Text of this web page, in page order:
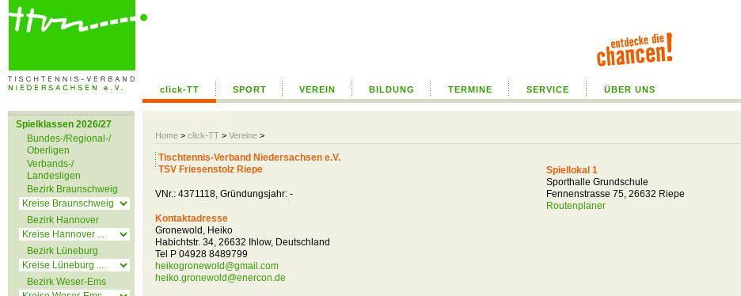
click-TT SPORT VEREIN BILDUNG TERMINE SERVICE ÜBER UNS
Home > click-TT > Vereine >
Spielklassen 2026/27
Bundes-/Regional-/
Oberligen
Verbands-/
Landesligen
Bezirk Braunschweig
Bezirk Hannover
Bezirk Lüneburg
Bezirk Weser-Ems
Tischtennis-Verband Niedersachsen e.V.
TSV Friesenstolz Riepe
VNr.: 4371118, Gründungsjahr: -
Kontaktadresse
Gronewold, Heiko
Habichtstr. 34, 26632 Ihlow, Deutschland
Tel P 04928 8489799
heikogronewold@gmail.com
heiko.gronewold@enercon.de
Spiellokal 1
Sporthalle Grundschule
Fennenstrasse 75, 26632 Riepe
Routenplaner